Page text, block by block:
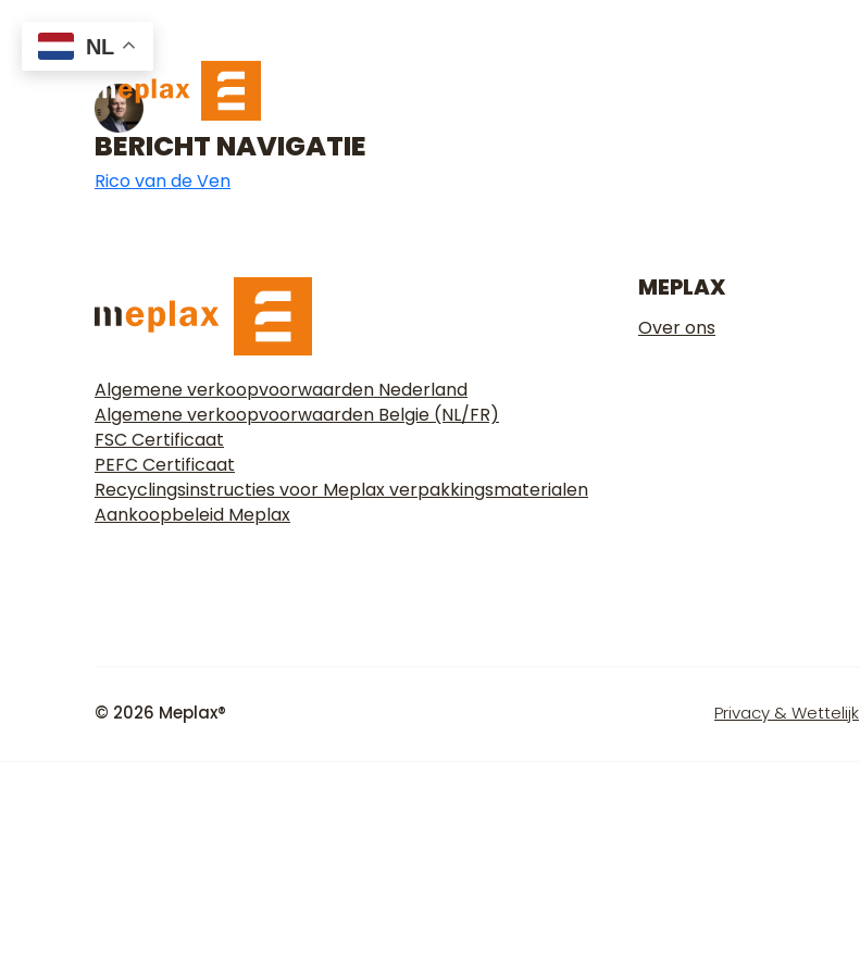
MARCO TEN BRINCKE
BERICHT NAVIGATIE
Rico van de Ven
Algemene verkoopvoorwaarden Nederland
Algemene verkoopvoorwaarden Belgie (NL/FR)
FSC Certificaat
PEFC Certificaat
Recyclingsinstructies voor Meplax verpakkingsmaterialen
Aankoopbeleid Meplax
MEPLAX
Over ons
© 2026 Meplax® Privacy & Wettelijk
NL